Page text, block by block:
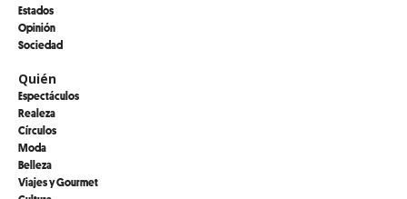
Estados
Opinión
Sociedad
Quién
Espectáculos
Realeza
Círculos
Moda
Belleza
Viajes y Gourmet